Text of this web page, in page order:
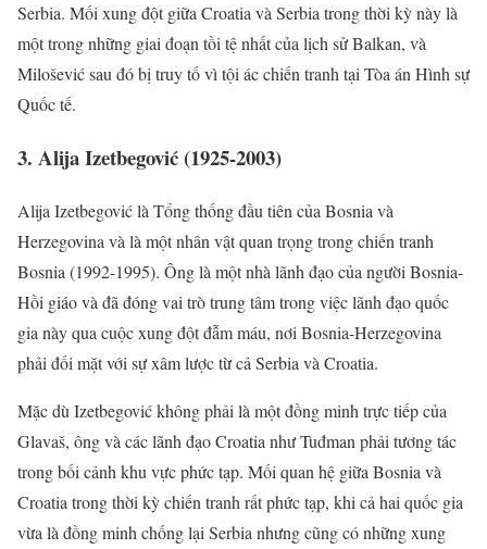
Serbia. Mối xung đột giữa Croatia và Serbia trong thời kỳ này là
một trong những giai đoạn tồi tệ nhất của lịch sử Balkan, và
Milošević sau đó bị truy tố vì tội ác chiến tranh tại Tòa án Hình sự
Quốc tế.
3. Alija Izetbegović (1925-2003)
Alija Izetbegović là Tổng thống đầu tiên của Bosnia và
Herzegovina và là một nhân vật quan trọng trong chiến tranh
Bosnia (1992-1995). Ông là một nhà lãnh đạo của người Bosnia-
Hồi giáo và đã đóng vai trò trung tâm trong việc lãnh đạo quốc
gia này qua cuộc xung đột đẫm máu, nơi Bosnia-Herzegovina
phải đối mặt với sự xâm lược từ cả Serbia và Croatia.
Mặc dù Izetbegović không phải là một đồng minh trực tiếp của
Glavaš, ông và các lãnh đạo Croatia như Tuđman phải tương tác
trong bối cảnh khu vực phức tạp. Mối quan hệ giữa Bosnia và
Croatia trong thời kỳ chiến tranh rất phức tạp, khi cả hai quốc gia
vừa là đồng minh chống lại Serbia nhưng cũng có những xung